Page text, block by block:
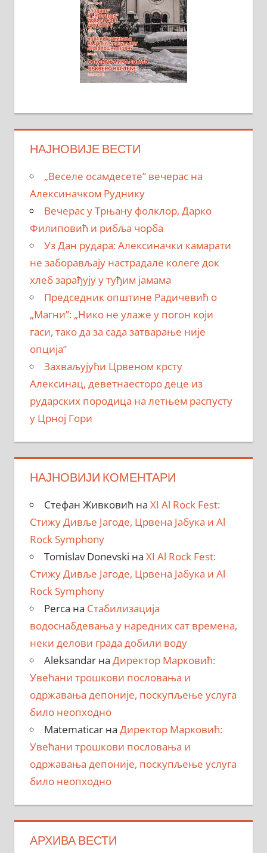
НАЈНОВИЈЕ ВЕСТИ
„Веселе осамдесете” вечерас на
Алексиначком Руднику
Вечерас у Трњану фолклор, Дарко
Филиповић и рибља чорба
Уз Дан рудара: Алексиначки камарати
не заборављају настрадале колеге док
хлеб зарађују у туђим јамама
Председник општине Радичевић о
„Магни”: „Нико не улаже у погон који
гаси, тако да за сада затварање није
опција”
Захваљујући Црвеном крсту
Алексинац, деветнаесторо деце из
рударских породица на летњем распусту
у Црној Гори
НАЈНОВИЈИ КОМЕНТАРИ
Стефан Живковић на XI Al Rock Fest:
Стижу Дивље Јагоде, Црвена Јабука и Al
Rock Symphony
Tomislav Donevski на XI Al Rock Fest:
Стижу Дивље Јагоде, Црвена Јабука и Al
Rock Symphony
Perca на Стабилизација
водоснабдевања у наредних сат времена,
неки делови града добили воду
Aleksandarна Директор Марковић:
Увећани трошкови пословања и
одржавања депоније, поскупљење услуга
било неопходно
Matematicarна Директор Марковић:
Увећани трошкови пословања и
одржавања депоније, поскупљење услуга
било неопходно
АРХИВА ВЕСТИ